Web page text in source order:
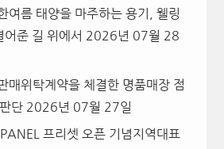
여름 태양을 마주하는 용기, 웰링
어준 길 위에서 2026년 07월 28
매위탁계약을 체결한 명품매장 점
단 2026년 07월 27일
프리셋 오픈 기념지역대표